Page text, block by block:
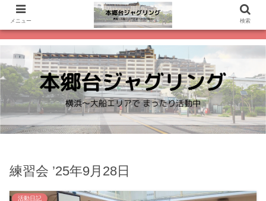
練習会 ’25年9月28日
活動日記
メニュー 検索